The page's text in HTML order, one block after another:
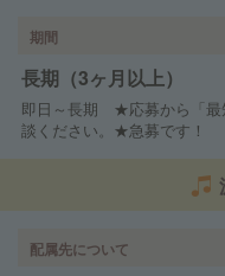
期間
長期（3ヶ月以上）
即日～長期 ★応募から「最
談ください。★急募です！
配属先について